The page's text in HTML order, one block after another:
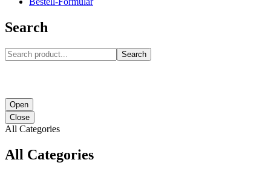
Search
Search
Open
Close
All Categories
All Categories